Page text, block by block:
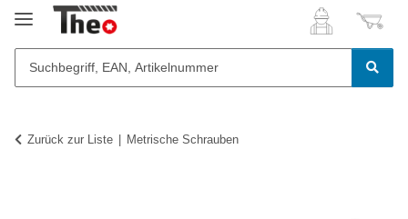
Zurück zur Liste Metrische Schrauben